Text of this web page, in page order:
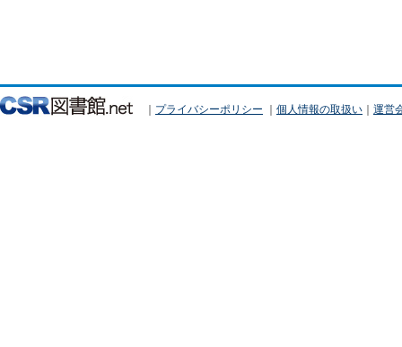
｜ プライバシーポリシー ｜ 個人情報の取扱い ｜ 運営